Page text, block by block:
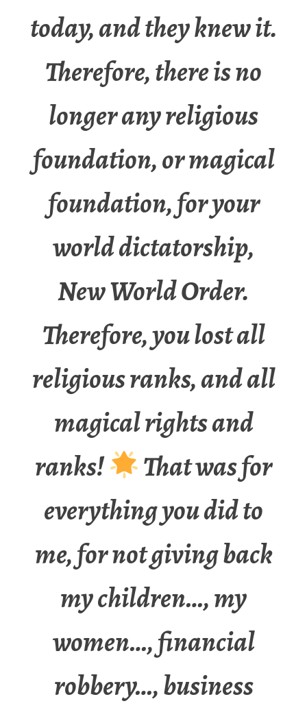
today, and they knew it.
Therefore, there is no
longer any religious
foundation, or magical
foundation, for your
world dictatorship,
New World Order.
Therefore, you lost all
religious ranks, and all
magical rights and
ranks!
That was for
everything you did to
me, for not giving back
my children…, my
women…, financial
robbery…, business